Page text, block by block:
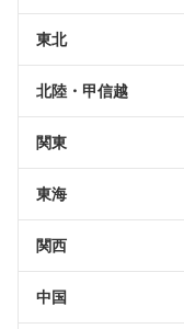
東北
北陸・甲信越
関東
東海
関西
中国